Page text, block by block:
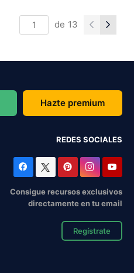
de 13
Hazte premium
REDES SOCIALES
Consigue recursos exclusivos
directamente en tu email
Regístrate